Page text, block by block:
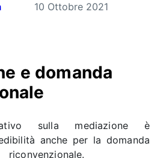
10 Ottobre 2021
e domanda
sulla mediazione è
anche per la domanda